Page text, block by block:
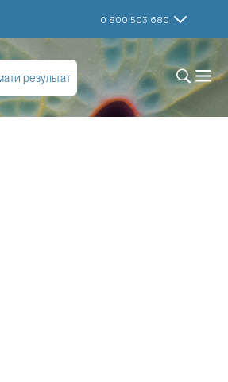
0 800 503 680
результат